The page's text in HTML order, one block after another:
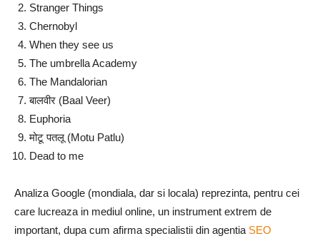
Stranger Things
Chernobyl
When they see us
The umbrella Academy
The Mandalorian
बालवीर (Baal Veer)
Euphoria
मोटू पतलू (Motu Patlu)
Dead to me
Analiza Google (mondiala, dar si locala) reprezinta, pentru cei
care lucreaza in mediul online, un instrument extrem de
important, dupa cum afirma specialistii din agentia SEO